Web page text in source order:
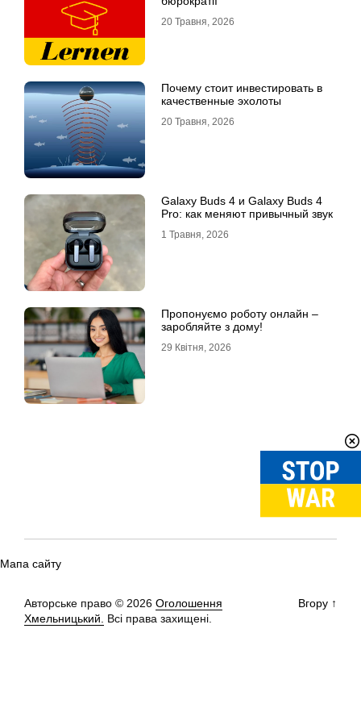
20 Травня, 2026
Почему стоит инвестировать в
качественные эхолоты
20 Травня, 2026
Galaxy Buds 4 и Galaxy Buds 4
Pro: как меняют привычный звук
1 Травня, 2026
Пропонуємо роботу онлайн –
заробляйте з дому!
29 Квітня, 2026
Мапа сайту
Авторське право © 2026 Оголошення
Хмельницький. Всі права захищені.
Вгору ↑